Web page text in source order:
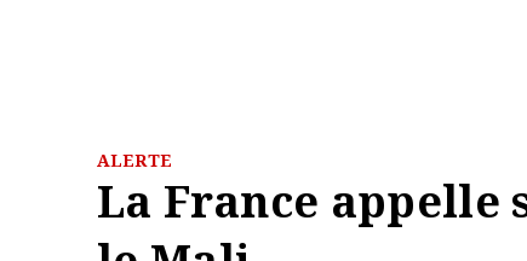
ALERTE
La France appelle